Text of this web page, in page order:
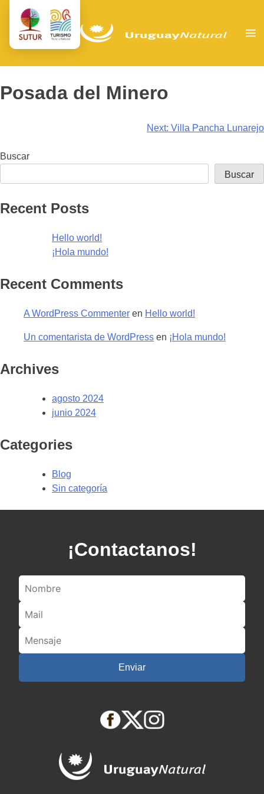
Posada del Minero
de
Next: Villa Pancha Lunarejo
Buscar
Buscar
Recent Posts
Hello world!
¡Hola mundo!
Recent Comments
A WordPress Commenter en Hello world!
Un comentarista de WordPress en ¡Hola mundo!
Archives
agosto 2024
junio 2024
Categories
Blog
Sin categoría
¡Contactanos!
Enviar